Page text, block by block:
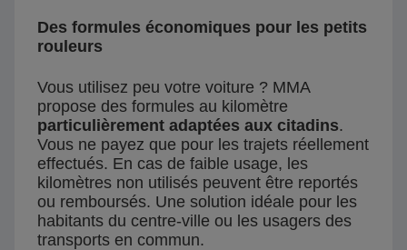
Des formules économiques pour les petits
rouleurs
Vous utilisez peu votre voiture ? MMA
propose des formules au kilomètre
particulièrement adaptées aux citadins.
Vous ne payez que pour les trajets réellement
effectués. En cas de faible usage, les
kilomètres non utilisés peuvent être reportés
ou remboursés. Une solution idéale pour les
habitants du centre-ville ou les usagers des
transports en commun.